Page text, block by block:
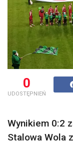
0
UDOSTĘPNIEŃ
Wynikiem 0:2
Stalowa Wola